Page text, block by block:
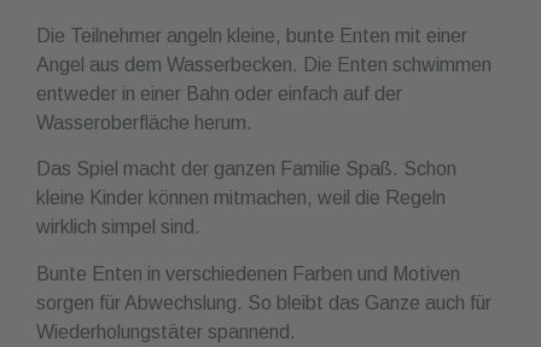
Die Teilnehmer angeln kleine, bunte Enten mit einer
Angel aus dem Wasserbecken. Die Enten schwimmen
entweder in einer Bahn oder einfach auf der
Wasseroberfläche herum.
Das Spiel macht der ganzen Familie Spaß. Schon
kleine Kinder können mitmachen, weil die Regeln
wirklich simpel sind.
Bunte Enten in verschiedenen Farben und Motiven
sorgen für Abwechslung. So bleibt das Ganze auch für
Wiederholungstäter spannend.